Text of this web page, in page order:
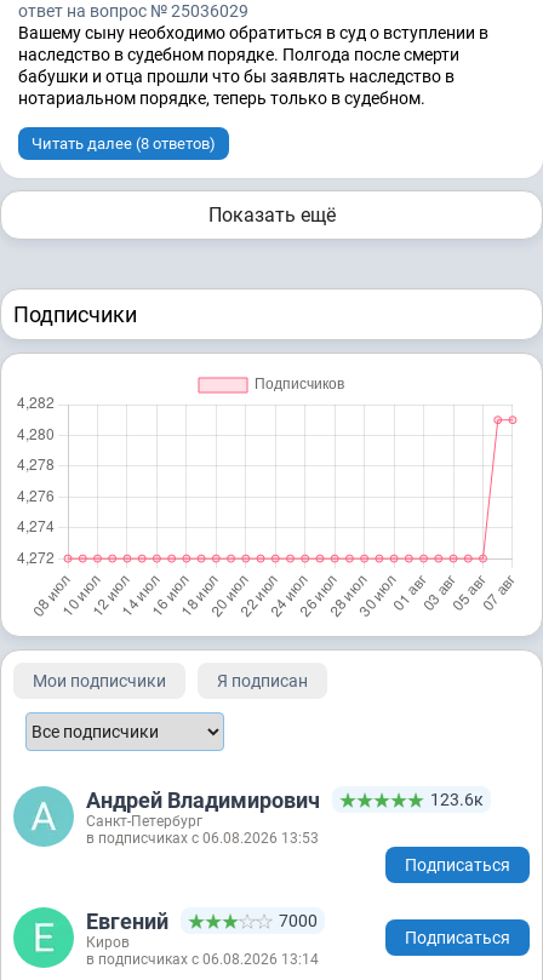
ответ на вопрос № 25036029
Вашему сыну необходимо обратиться в суд о вступлении в
наследство в судебном порядке. Полгода после смерти
бабушки и отца прошли что бы заявлять наследство в
нотариальном порядке, теперь только в судебном.
Читать далее (8 ответов)
Показать ещё
Подписчики
Мои подписчики Я подписан
Андрей Владимирович 123.6к
Санкт-Петербург
в подписчиках с 06.08.2026 13:53
Подписаться
Евгений 7000
Киров
в подписчиках с 06.08.2026 13:14
Подписаться